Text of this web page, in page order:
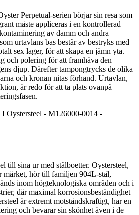
Perpetual-serien börjar sin resa som
måste appliceras i en kontrollerad
av damm och andra
urtavlans bas består av bestryks med
sex lager, för att skapa en jämn yta.
och polering för att framhäva den
djup. Därefter tampongtrycks de olika
och kronan nitas förhand. Urtavlan,
är redo för att ta plats ovanpå
till sina ur med stålboetter. Oystersteel,
märket, hör till familjen 904L-stål,
inom högteknologiska områden och i
där maximal korrosionsbeständighet
är extremt motståndskraftigt, har en
och bevarar sin skönhet även i de